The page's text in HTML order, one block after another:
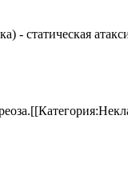
- статическая